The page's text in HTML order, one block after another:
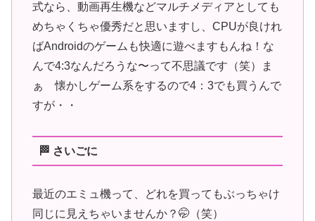
式なら、動画再生機などマルチメディアとしても
めちゃくちゃ優秀だと思いますし、CPUが良けれ
ばAndroidのゲームも快適に遊べますもんね！な
んで4:3なんだろうな〜って不思議です（笑）ま
ぁ 懐かしゲーム系をするので4：3でも買うんで
すが・・
🏁 さいごに
最近のエミュ機って、どれを買ってもぶっちゃけ
同じに見えちゃいませんか？🤭（笑）